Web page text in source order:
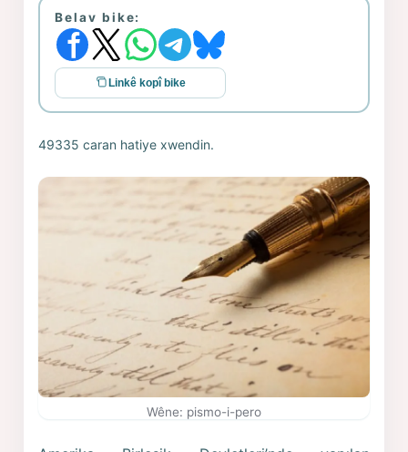
Belav bike:
Linkê kopî bike
49335 caran hatiye xwendin.
Wêne: pismo-i-pero